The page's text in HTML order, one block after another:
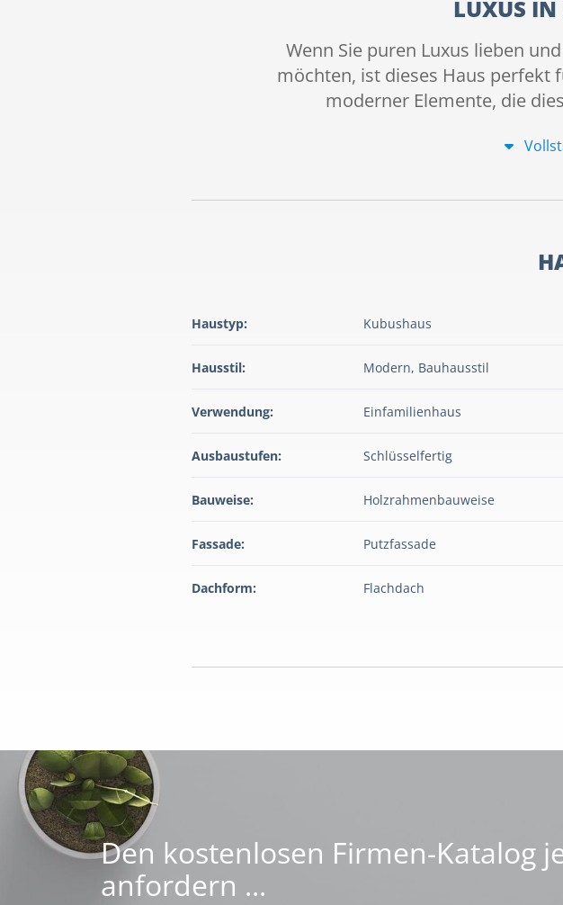
LUXUS IN
Wenn Sie puren Luxus lieben
möchten, ist dieses Haus perfekt
moderner Elemente, die
Haustyp: Kubushaus
Hausstil: Modern, Bauhausstil
Verwendung: Einfamilienhaus
Ausbaustufen: Schlüsselfertig
Bauweise: Holzrahmenbauweise
Fassade: Putzfassade
Dachform: Flachdach
Den kostenlosen Firmen-Katalog
anfordern ...